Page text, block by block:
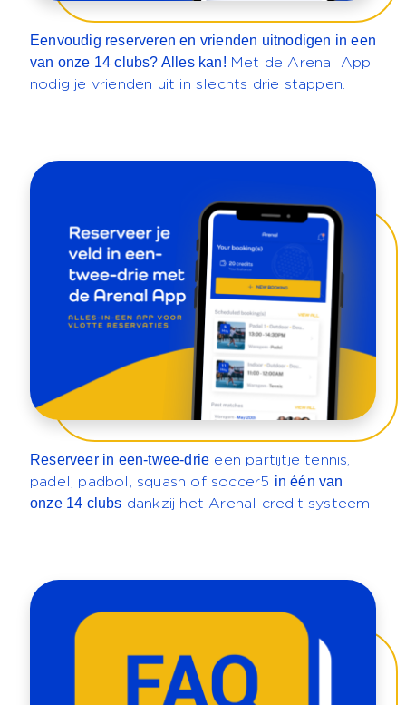
Eenvoudig reserveren en vrienden uitnodigen in een
van onze 14 clubs? Alles kan! Met de Arenal App
nodig je vrienden uit in slechts drie stappen.
Reserveer in een-twee-drie een partijtje tennis,
padel, padbol, squash of soccer5 in één van
onze 14 clubs dankzij het Arenal credit systeem